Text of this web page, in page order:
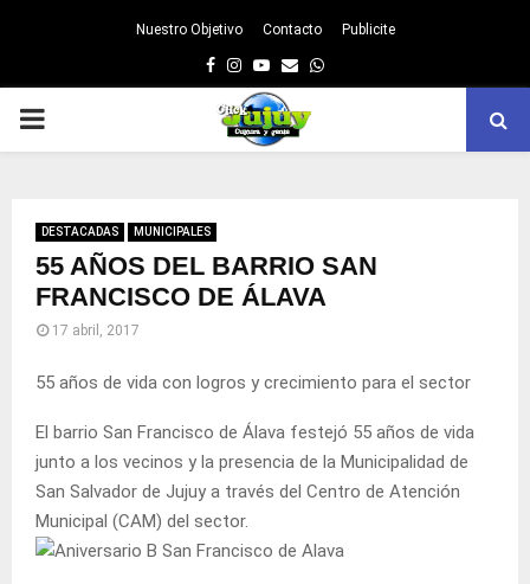
Nuestro Objetivo Contacto Publicite
Facebook
Instagram
Youtube
EmailWhatsapp
PRIMARY
DESTACADAS MUNICIPALES
55 AÑOS DEL BARRIO SAN
FRANCISCO DE ÁLAVA
17 abril, 2017
55 años de vida con logros y crecimiento para el sector
El barrio San Francisco de Álava festejó 55 años de vida
junto a los vecinos y la presencia de la Municipalidad de
San Salvador de Jujuy a través del Centro de Atención
Municipal (CAM) del sector.